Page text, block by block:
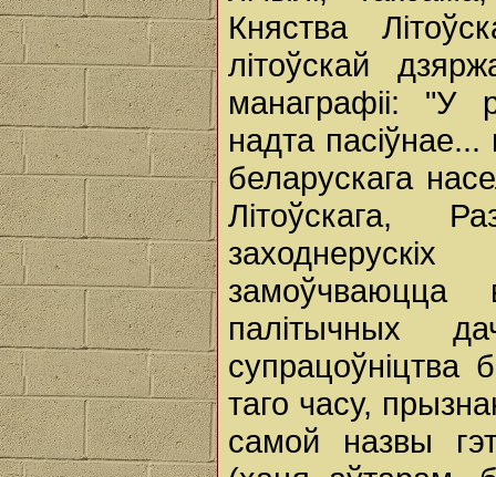
Княства
літоўскай
манаграфіі: "У
надта
беларускага
Літоўскага,
палітычных
супрацоўніцтва
таго часу,
самой назвы